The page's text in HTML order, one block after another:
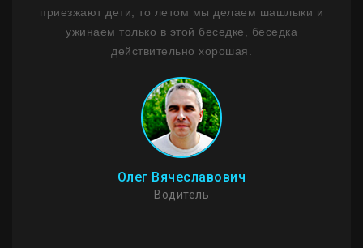
приезжают дети, то летом мы делаем шашлыки и
ужинаем только в этой беседке, беседка
действительно хорошая.
Олег Вячеславович
Водитель